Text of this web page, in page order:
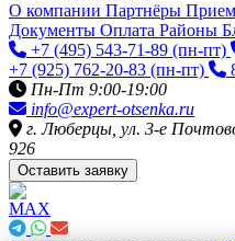
О компании Партнёры
Документы Оплата Районы
+7 (495) 543-71-89 (пн-пт)
+7 (925) 762-20-83 (пн-пт)
Пн-Пт 9:00-19:00
info@expert-otsenka.ru
г. Люберцы, ул. 3-е
926
Оставить заявку